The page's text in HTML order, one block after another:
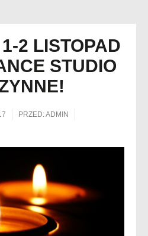
2 LISTOPAD
STUDIO
PRZED:ADMIN